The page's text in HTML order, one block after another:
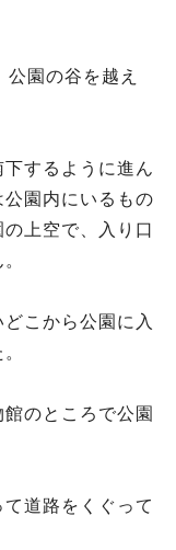
園の谷を越え
するように進ん
園内にいるもの
上空で、入り口
こから公園に入
のところで公園
道路をくぐって